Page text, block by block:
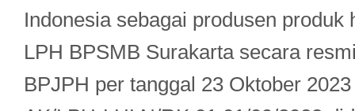
Indonesia sebagai produsen produk
LPH BPSMB Surakarta secara
BPJPH per tanggal 23 Oktober